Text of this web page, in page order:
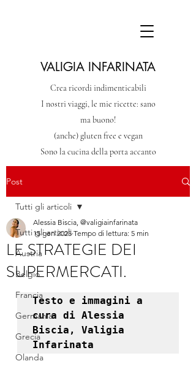
VALIGIA INFARINATA
Crea ricordi indimenticabili
I nostri viaggi, le mie ricette: sano
ma buono!
(anche) gluten free e vegan
Sono la cucina della porta accanto
Post
Tutti gli articoli
Austria
Belgio
Francia
Germania
Grecia
Olanda
Tutti gli articoli
LE STRATEGIE DEI
SUPERMERCATI.
Alessia Biscia, @valigiainfarinata
15 gen 2025 Tempo di lettura: 5 min
Testo e immagini a
cura di Alessia
Biscia, Valigia
Infarinata